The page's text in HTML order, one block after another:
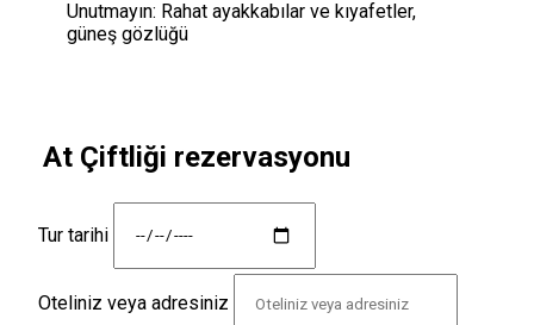
Unutmayın: Rahat ayakkabılar ve kıyafetler,
güneş gözlüğü
At Çiftliği rezervasyonu
Tur tarihi
Oteliniz veya adresiniz